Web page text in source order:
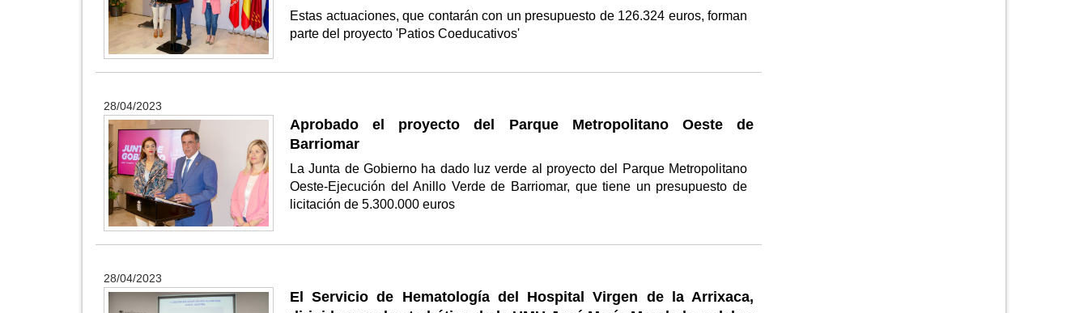
Estas actuaciones, que contarán con un presupuesto de 126.324 euros, forman
parte del proyecto 'Patios Coeducativos'
28/04/2023
Aprobado el proyecto del Parque Metropolitano Oeste de
Barriomar
La Junta de Gobierno ha dado luz verde al proyecto del Parque Metropolitano
Oeste-Ejecución del Anillo Verde de Barriomar, que tiene un presupuesto de
licitación de 5.300.000 euros
28/04/2023
El Servicio de Hematología del Hospital Virgen de la Arrixaca,